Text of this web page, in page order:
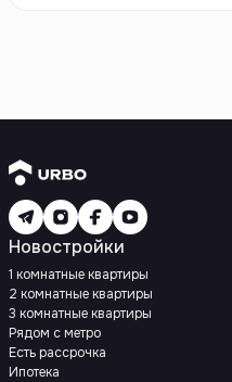
Новостройки
1 комнатные квартиры
2 комнатные квартиры
3 комнатные квартиры
Рядом с метро
Есть рассрочка
Ипотека